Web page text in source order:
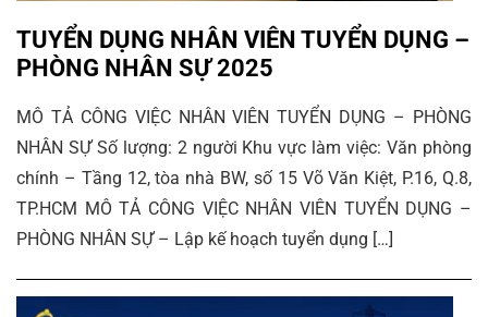
TUYỂN DỤNG NHÂN VIÊN TUYỂN DỤNG –
PHÒNG NHÂN SỰ 2025
MÔ TẢ CÔNG VIỆC NHÂN VIÊN TUYỂN DỤNG – PHÒNG
NHÂN SỰ Số lượng: 2 người Khu vực làm việc: Văn phòng
chính – Tầng 12, tòa nhà BW, số 15 Võ Văn Kiệt, P.16, Q.8,
TP.HCM MÔ TẢ CÔNG VIỆC NHÂN VIÊN TUYỂN DỤNG –
PHÒNG NHÂN SỰ – Lập kế hoạch tuyển dụng […]